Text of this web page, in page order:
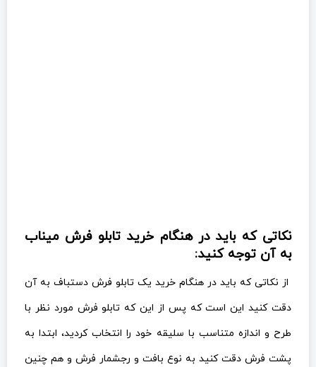
نکاتی که باید در هنگام خرید تابلو فرش میناب
به آن توجه کنید:
از نکاتی که باید در هنگام خرید یک تابلو فرش دستباف به آن
دقت کنید این است که پس از این که تابلو فرش مورد نظر با
طرح و اندازه متناسب با سلیقه خود را انتخاب کردید، ابتدا به
پشت فرش دقت کنید به نوع بافت و رجشمار فرش و هم چنین